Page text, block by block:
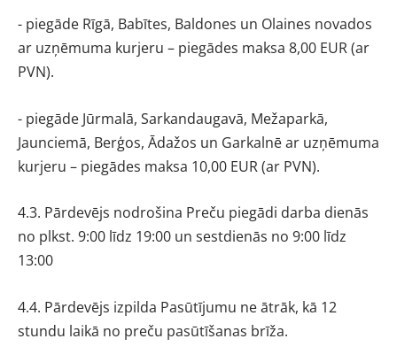
- piegāde Rīgā, Babītes, Baldones un Olaines novados
ar uzņēmuma kurjeru – piegādes maksa 8,00 EUR (ar
PVN).
- piegāde Jūrmalā, Sarkandaugavā, Mežaparkā,
Jaunciemā, Berģos, Ādažos un Garkalnē ar uzņēmuma
kurjeru – piegādes maksa 10,00 EUR (ar PVN).
4.3. Pārdevējs nodrošina Preču piegādi darba dienās
no plkst. 9:00 līdz 19:00 un sestdienās no 9:00 līdz
13:00
4.4. Pārdevējs izpilda Pasūtījumu ne ātrāk, kā 12
stundu laikā no preču pasūtīšanas brīža.